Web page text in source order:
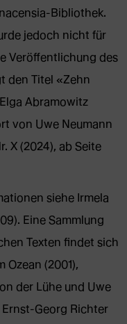
Bibliothek.
jedoch nicht für
Veröffentlichung des
den Titel «Zehn
Abramowitz
von Uwe Neumann
X (2024), ab Seite
siehe Irmela
Eine Sammlung
Texten findet sich
Ozean (2001),
der Lühe und Uwe
Georg Richter